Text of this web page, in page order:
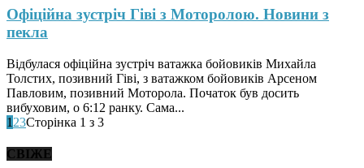
Офіційна зустріч Гіві з Моторолою. Новини з
пекла
Відбулася офіційна зустріч ватажка бойовиків Михайла
Толстих, позивний Гіві, з ватажком бойовиків Арсеном
Павловим, позивний Моторола. Початок був досить
вибуховим, о 6:12 ранку. Сама...
1 23Сторінка 1 з 3
СВІЖЕ